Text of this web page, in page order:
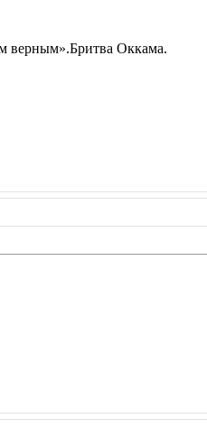
верным».Бритва Оккама.